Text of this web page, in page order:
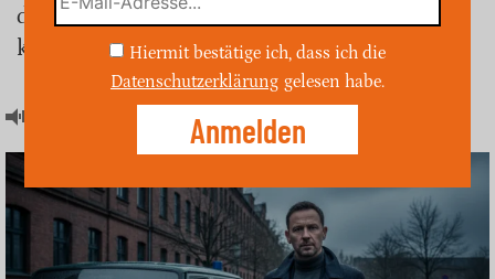
die Formate ohne ihn fortgeführt werden
können.
Hiermit bestätige ich, dass ich die
Datenschutzerklärung gelesen habe.